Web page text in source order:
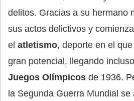
delitos. Gracias a su hermano
sus actos delictivos y
el atletismo, deporte en el
gran potencial, llegando
Juegos Olímpicos de 1936.
la Segunda Guerra Mundial